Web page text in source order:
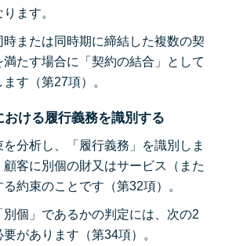
ます。
時または同時期に締結した複数の契
たす場合に「契約の結合」として
す（第27項）。
おける履行義務を識別する
分析し、「履行義務」を識別しま
客に別個の財又はサービス（また
約束のことです（第32項）。
個」であるかの判定には、次の2
があります（第34項）。